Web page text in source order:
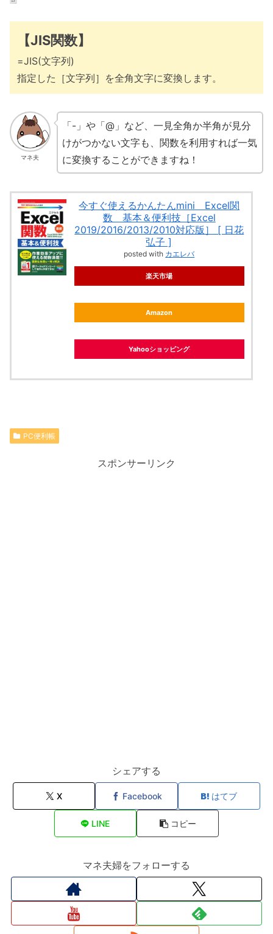
【JIS関数】
=JIS(文字列)
指定した［文字列］を全角文字に変換します。
マネ夫
「-」や「@」など、一見全角か半角が見分
けがつかない文字も、関数を利用すれば一気
に変換することができますね！
今すぐ使えるかんたんmini Excel関
数 基本＆便利技［Excel
2019/2016/2013/2010対応版］ [ 日花
弘子 ]
posted with カエレバ
楽天市場
Amazon
Yahooショッピング
PC便利帳
スポンサーリンク
シェアする
X Facebook はてブ
LINE コピー
マネ夫婦をフォローする